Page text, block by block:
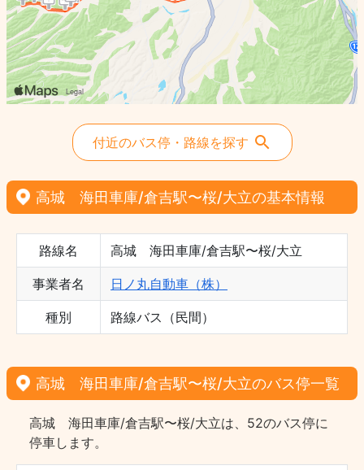
付近のバス停・路線を探す
高城 海田車庫/倉吉駅〜桜/大立の基本情報
路線名 高城 海田車庫/倉吉駅〜桜/大立
事業者名 日ノ丸自動車（株）
種別 路線バス（民間）
高城 海田車庫/倉吉駅〜桜/大立のバス停一覧
高城 海田車庫/倉吉駅〜桜/大立は、52のバス停に
停車します。